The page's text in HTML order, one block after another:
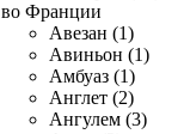
во Франции
Авезан (1)
Авиньон (1)
Амбуаз (1)
Англет (2)
Ангулем (3)